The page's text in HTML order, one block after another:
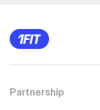
Partnership